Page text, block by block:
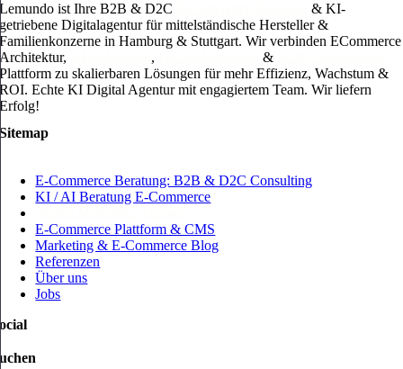
Lemundo ist Ihre B2B & D2C
& KI-
getriebene Digitalagentur für mittelständische Hersteller &
Familienkonzerne in Hamburg & Stuttgart. Wir verbinden ECommerce
Architektur,
, &
Plattform zu skalierbaren Lösungen für mehr Effizienz, Wachstum &
ROI. Echte KI Digital Agentur mit engagiertem Team. Wir liefern
Erfolg!
Sitemap
E-Commerce Beratung: B2B & D2C Consulting
KI / AI Beratung E-Commerce
E-Commerce Plattform & CMS
Marketing & E-Commerce Blog
Referenzen
Über uns
Jobs